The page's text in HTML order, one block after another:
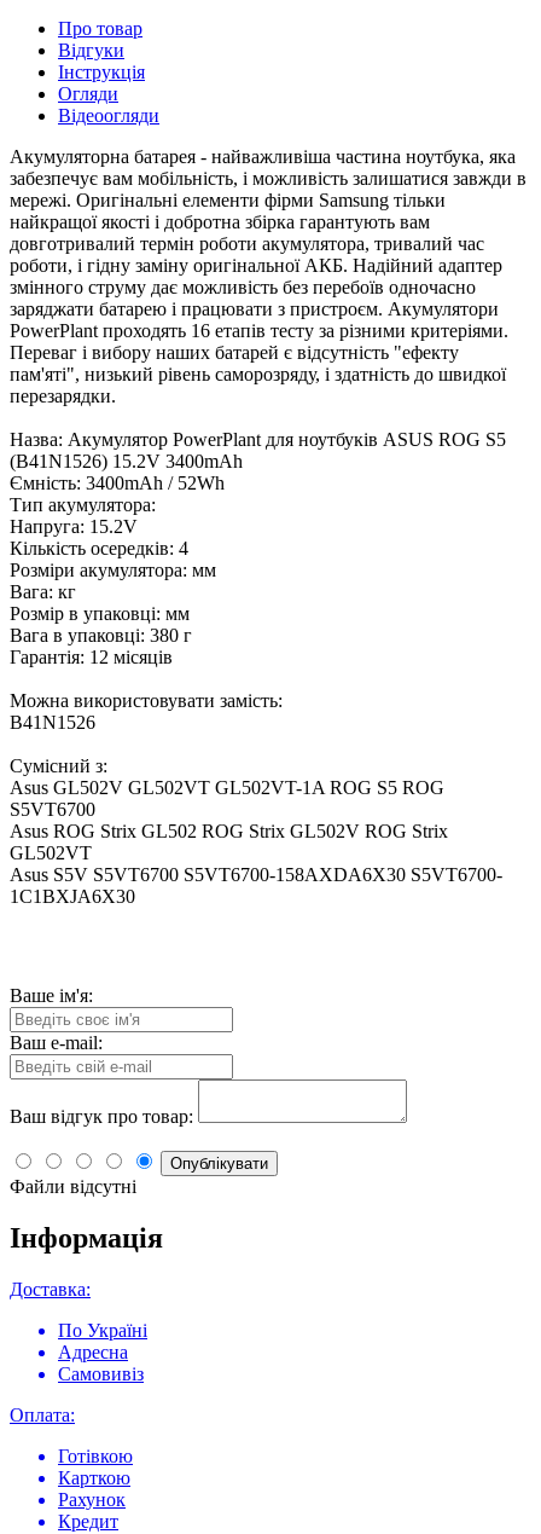
Про товар
Відгуки
Інструкція
Огляди
Відеоогляди
Акумуляторна батарея - найважливіша частина ноутбука, яка
забезпечує вам мобільність, і можливість залишатися завжди в
мережі. Оригінальні елементи фірми Samsung тільки
найкращої якості і добротна збірка гарантують вам
довготривалий термін роботи акумулятора, тривалий час
роботи, і гідну заміну оригінальної АКБ. Надійний адаптер
змінного струму дає можливість без перебоїв одночасно
заряджати батарею і працювати з пристроєм. Акумулятори
PowerPlant проходять 16 етапів тесту за різними критеріями.
Переваг і вибору наших батарей є відсутність "ефекту
пам'яті", низький рівень саморозряду, і здатність до швидкої
перезарядки.
Назва: Акумулятор PowerPlant для ноутбуків ASUS ROG S5
(B41N1526) 15.2V 3400mAh
Ємність: 3400mAh / 52Wh
Тип акумулятора:
Напруга: 15.2V
Кількість осередків: 4
Розміри акумулятора: мм
Вага: кг
Розмір в упаковці: мм
Вага в упаковці: 380 г
Гарантія: 12 місяців
Можна використовувати замість:
B41N1526
Сумісний з:
Asus GL502V GL502VT GL502VT-1A ROG S5 ROG
S5VT6700
Asus ROG Strix GL502 ROG Strix GL502V ROG Strix
GL502VT
Asus S5V S5VT6700 S5VT6700-158AXDA6X30 S5VT6700-
1C1BXJA6X30
Ваше ім'я:
Ваш e-mail:
Ваш відгук про товар:
Опублікувати
Файли відсутні
Інформація
Доставка:
По Україні
Адресна
Самовивіз
Оплата:
Готівкою
Карткою
Рахунок
Кредит